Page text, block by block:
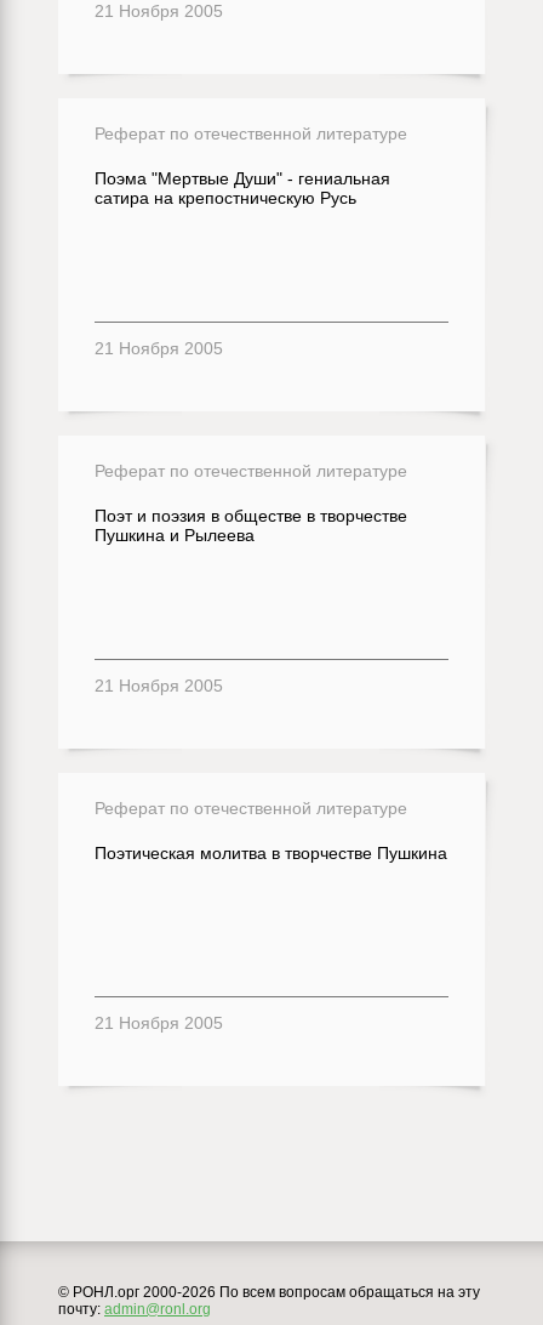
21 Ноября 2005
Реферат по отечественной литературе
Поэма "Мертвые Души" - гениальная
сатира на крепостническую Русь
21 Ноября 2005
Реферат по отечественной литературе
Поэт и поэзия в обществе в творчестве
Пушкина и Рылеева
21 Ноября 2005
Реферат по отечественной литературе
Поэтическая молитва в творчестве Пушкина
21 Ноября 2005
© РОНЛ.орг 2000-2026 По всем вопросам обращаться на эту
почту: admin@ronl.org